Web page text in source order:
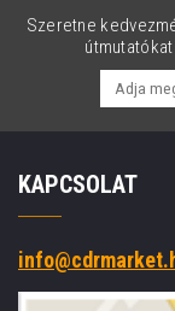
Szeretne
KAPCSOLAT